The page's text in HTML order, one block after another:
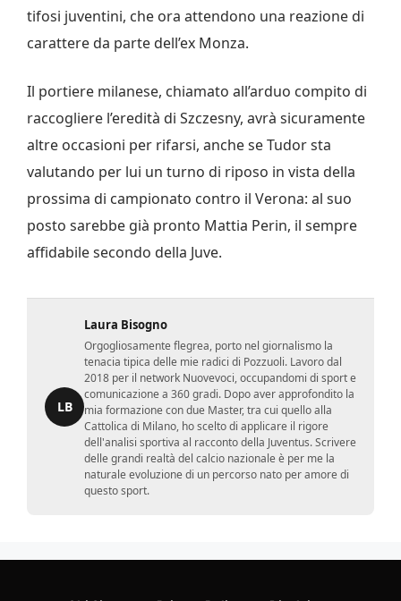
tifosi juventini, che ora attendono una reazione di
carattere da parte dell’ex Monza.
Il portiere milanese, chiamato all’arduo compito di
raccogliere l’eredità di Szczesny, avrà sicuramente
altre occasioni per rifarsi, anche se Tudor sta
valutando per lui un turno di riposo in vista della
prossima di campionato contro il Verona: al suo
posto sarebbe già pronto Mattia Perin, il sempre
affidabile secondo della Juve.
LB
Laura Bisogno
Orgogliosamente flegrea, porto nel giornalismo la
tenacia tipica delle mie radici di Pozzuoli. Lavoro dal
2018 per il network Nuovevoci, occupandomi di sport e
comunicazione a 360 gradi. Dopo aver approfondito la
mia formazione con due Master, tra cui quello alla
Cattolica di Milano, ho scelto di applicare il rigore
dell'analisi sportiva al racconto della Juventus. Scrivere
delle grandi realtà del calcio nazionale è per me la
naturale evoluzione di un percorso nato per amore di
questo sport.